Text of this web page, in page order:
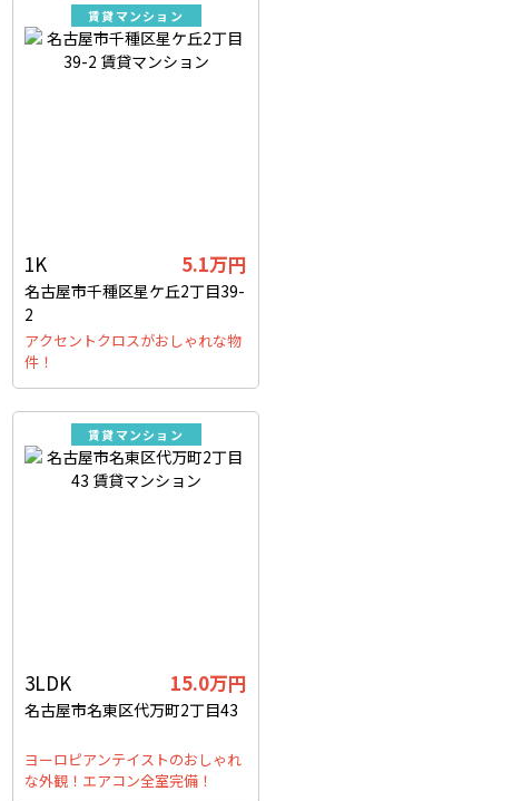
賃貸マンション
1K 5.1万円
名古屋市千種区星ケ丘2丁目39-
2
アクセントクロスがおしゃれな物
件！
賃貸マンション
3LDK 15.0万円
名古屋市名東区代万町2丁目43
ヨーロピアンテイストのおしゃれ
な外観！エアコン全室完備！